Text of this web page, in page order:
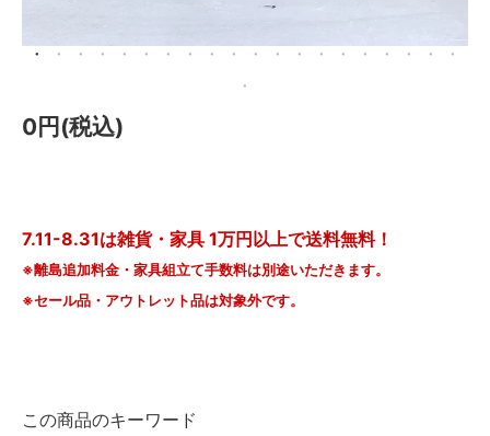
0円(税込)
7.11-8.31は雑貨・家具 1万円以上で送料無料！
※離島追加料金・家具組立て手数料は別途いただきます。
※セール品・アウトレット品は対象外です。
この商品のキーワード